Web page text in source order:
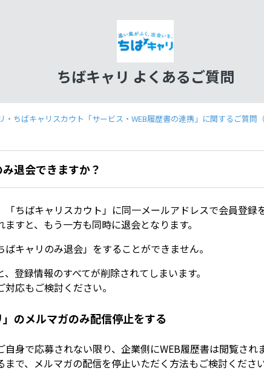
ちばキャリ よくあるご質問
・ちばキャリスカウト「サービス・WEB履歴書の連携」に関するご質問（
退会できますか？
「ちばキャリスカウト」に同一メールアドレスで会員登録
すと、もう一方も同時に退会となります。
ばキャリのみ退会」をすることができません。
登録情報のすべてが削除されてしまいます。
応もご検討ください。
」のメルマガのみ配信停止をする
自身で応募されない限り、企業側にWEB履歴書は閲覧され
まで、メルマガの配信を停止いただく方法もご検討ください